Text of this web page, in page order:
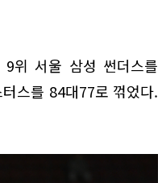
위 서울 삼성 썬더스를
스를 84대77로 꺾었다.